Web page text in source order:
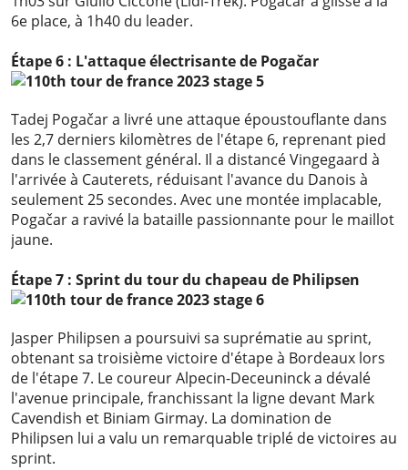
6e place, à 1h40 du leader.
Étape 6 : L'attaque électrisante de Pogačar
Tadej Pogačar a livré une attaque époustouflante dans
les 2,7 derniers kilomètres de l'étape 6, reprenant pied
dans le classement général. Il a distancé Vingegaard à
l'arrivée à Cauterets, réduisant l'avance du Danois à
seulement 25 secondes. Avec une montée implacable,
Pogačar a ravivé la bataille passionnante pour le maillot
jaune.
Étape 7 : Sprint du tour du chapeau de Philipsen
Jasper Philipsen a poursuivi sa suprématie au sprint,
obtenant sa troisième victoire d'étape à Bordeaux lors
de l'étape 7. Le coureur Alpecin-Deceuninck a dévalé
l'avenue principale, franchissant la ligne devant Mark
Cavendish et Biniam Girmay. La domination de
Philipsen lui a valu un remarquable triplé de victoires au
sprint.